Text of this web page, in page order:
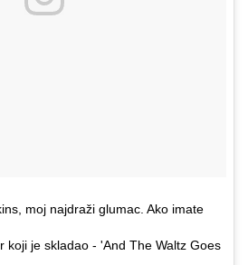
moj najdraži glumac. Ako imate
koji je skladao - 'And The Waltz Goes